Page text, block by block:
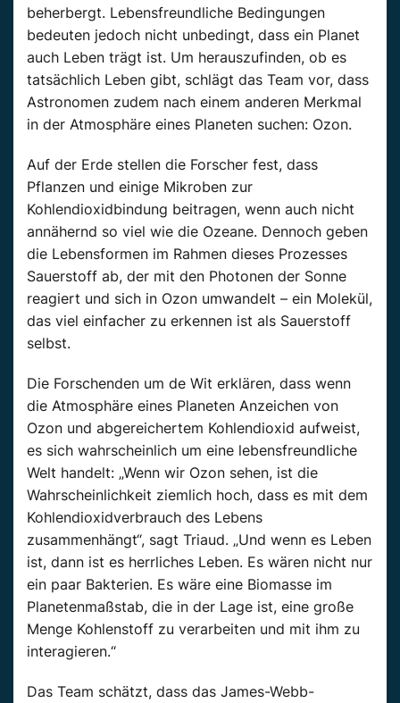
beherbergt. Lebensfreundliche Bedingungen
bedeuten jedoch nicht unbedingt, dass ein Planet
auch Leben trägt ist. Um herauszufinden, ob es
tatsächlich Leben gibt, schlägt das Team vor, dass
Astronomen zudem nach einem anderen Merkmal
in der Atmosphäre eines Planeten suchen: Ozon.
Auf der Erde stellen die Forscher fest, dass
Pflanzen und einige Mikroben zur
Kohlendioxidbindung beitragen, wenn auch nicht
annähernd so viel wie die Ozeane. Dennoch geben
die Lebensformen im Rahmen dieses Prozesses
Sauerstoff ab, der mit den Photonen der Sonne
reagiert und sich in Ozon umwandelt – ein Molekül,
das viel einfacher zu erkennen ist als Sauerstoff
selbst.
Die Forschenden um de Wit erklären, dass wenn
die Atmosphäre eines Planeten Anzeichen von
Ozon und abgereichertem Kohlendioxid aufweist,
es sich wahrscheinlich um eine lebensfreundliche
Welt handelt: „Wenn wir Ozon sehen, ist die
Wahrscheinlichkeit ziemlich hoch, dass es mit dem
Kohlendioxidverbrauch des Lebens
zusammenhängt“, sagt Triaud. „Und wenn es Leben
ist, dann ist es herrliches Leben. Es wären nicht nur
ein paar Bakterien. Es wäre eine Biomasse im
Planetenmaßstab, die in der Lage ist, eine große
Menge Kohlenstoff zu verarbeiten und mit ihm zu
interagieren.“
Das Team schätzt, dass das James-Webb-